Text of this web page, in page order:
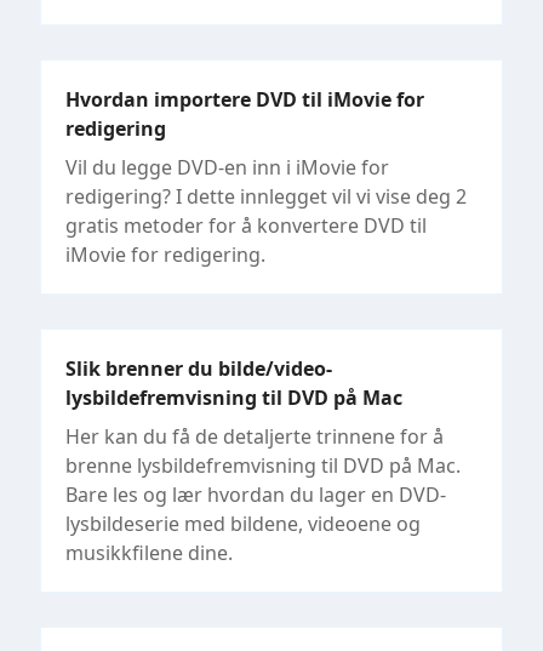
Hvordan importere DVD til iMovie for
redigering
Vil du legge DVD-en inn i iMovie for
redigering? I dette innlegget vil vi vise deg 2
gratis metoder for å konvertere DVD til
iMovie for redigering.
Slik brenner du bilde/video-
lysbildefremvisning til DVD på Mac
Her kan du få de detaljerte trinnene for å
brenne lysbildefremvisning til DVD på Mac.
Bare les og lær hvordan du lager en DVD-
lysbildeserie med bildene, videoene og
musikkfilene dine.